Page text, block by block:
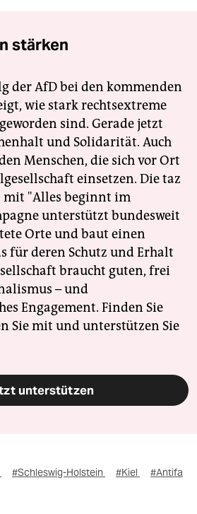
stärken
der AfD bei den kommenden
wie stark rechtsextreme
sind. Gerade jetzt
und Solidarität. Auch
Menschen, die sich vor Ort
einsetzen. Die taz
mit "Alles beginnt im
unterstützt bundesweit
Orte und baut einen
für deren Schutz und Erhalt
braucht guten, frei
– und
Engagement. Finden Sie
Sie mit und unterstützen Sie
unterstützen
#Schleswig-Holstein #Kiel
#Antifa